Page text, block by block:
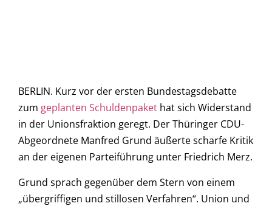
BERLIN. Kurz vor der ersten Bundestagsdebatte
zum geplanten Schuldenpaket hat sich Widerstand
in der Unionsfraktion geregt. Der Thüringer CDU-
Abgeordnete Manfred Grund äußerte scharfe Kritik
an der eigenen Parteiführung unter Friedrich Merz.
Grund sprach gegenüber dem Stern von einem
„übergriffigen und stillosen Verfahren“. Union und